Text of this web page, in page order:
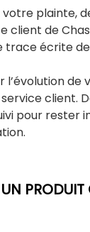
plainte,
client de
trace écrite
l’évolution
client.
pour rester
PRODUIT